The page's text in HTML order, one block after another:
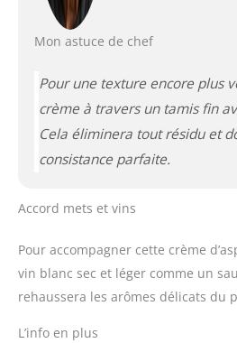
Mon astuce de chef
Pour une texture encore plus
crème à travers un tamis fin
Cela éliminera tout résidu et
consistance parfaite.
Accord mets et vins
Pour accompagner cette crème
vin blanc sec et léger comme un
rehaussera les arômes délicats du
L’info en plus